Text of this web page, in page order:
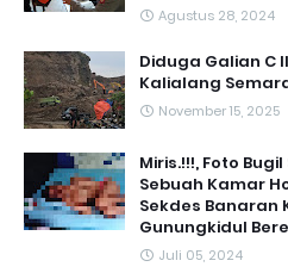
Agustus 28, 2024
Diduga Galian C
Kalialang
November 15, 2025
Miris.!!!, Foto
Sebuah Kamar
Sekdes Banaran
Gunungkidul
Juli 05, 2024